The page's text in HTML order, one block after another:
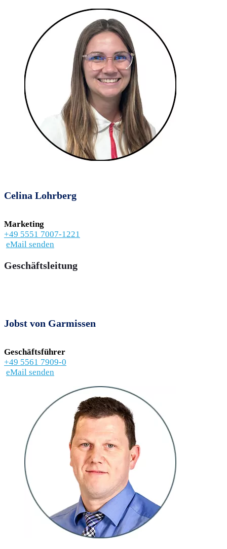
Celina Lohrberg
Marketing
+49 5551 7007-1221
eMail senden
Geschäftsleitung
Jobst von Garmissen
Geschäftsführer
+49 5561 7909-0
eMail senden